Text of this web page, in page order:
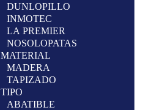
DUNLOPILLO
INMOTEC
LA PREMIER
NOSOLOPATAS
MATERIAL
MADERA
TAPIZADO
TIPO
ABATIBLE